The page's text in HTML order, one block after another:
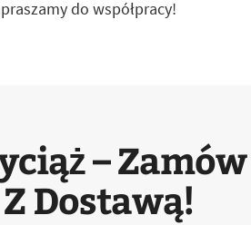
do współpracy!
– Zamów
Dostawą!